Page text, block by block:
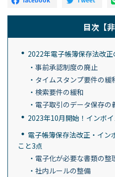
目次 【
2022年電子帳簿保存法改
事前承認制度の廃止
タイムスタンプ要件の緩
検索要件の緩和
電子取引のデータ保存の
2023年10月開始！インボ
電子帳簿保存法改正・イン
こと3点
電子化が必要な書類の整
社内ルールの整備